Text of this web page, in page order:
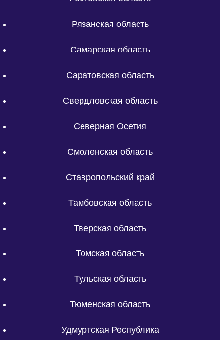
Рязанская область
Самарская область
Саратовская область
Свердловская область
Северная Осетия
Смоленская область
Ставропольский край
Тамбовская область
Тверская область
Томская область
Тульская область
Тюменская область
Удмуртская Республика